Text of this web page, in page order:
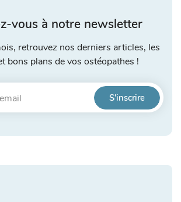
vous à notre newsletter
retrouvez nos derniers articles, les
bons plans de vos ostéopathes !